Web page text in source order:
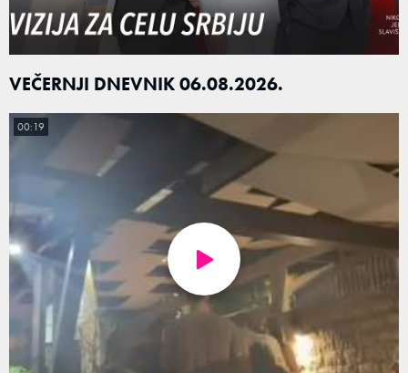
VEČERNJI DNEVNIK 06.08.2026.
00:19